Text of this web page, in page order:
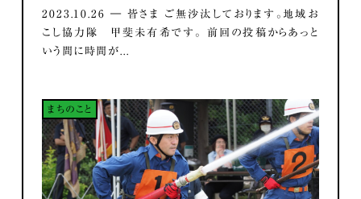
2023.10.26 ― 皆さま ご無沙汰しております。地域お
こし協力隊 甲斐未有希です。 前回の投稿からあっと
いう間に時間が...
まちのこと